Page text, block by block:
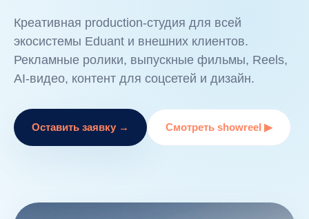
Креативная production-студия для всей
экосистемы Eduant и внешних клиентов.
Рекламные ролики, выпускные фильмы, Reels,
AI-видео, контент для соцсетей и дизайн.
Оставить заявку → Смотреть showreel ▶